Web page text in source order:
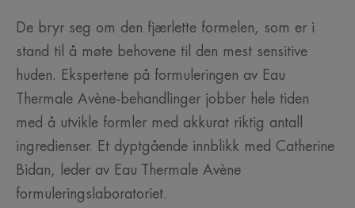
De bryr seg om den fjærlette formelen, som er i
stand til å møte behovene til den mest sensitive
huden. Ekspertene på formuleringen av Eau
Thermale Avène-behandlinger jobber hele tiden
med å utvikle formler med akkurat riktig antall
ingredienser. Et dyptgående innblikk med Catherine
Bidan, leder av Eau Thermale Avène
formuleringslaboratoriet.